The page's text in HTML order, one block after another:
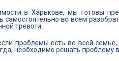
в Харькове, мы готовы
во всем
тревоги.
проблемы есть во всей
необходимо решать проблему